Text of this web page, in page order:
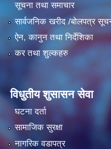
सूचना तथा समाचार
सार्वजनिक खरीद /बोलपत्र
ऐन, कानुन तथा निर्देशिका
कर तथा शुल्कहरु
विधुतीय शुसासन सेवा
घटना दर्ता
सामाजिक सुरक्षा
नागरिक वडापत्र